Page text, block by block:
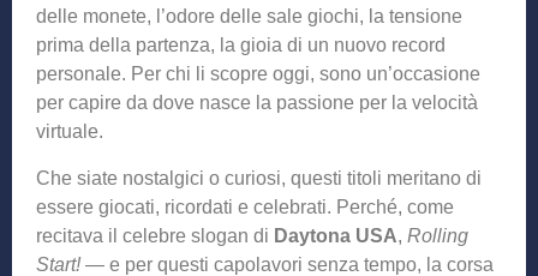
delle monete, l’odore delle sale giochi, la tensione
prima della partenza, la gioia di un nuovo record
personale. Per chi li scopre oggi, sono un’occasione
per capire da dove nasce la passione per la velocità
virtuale.
Che siate nostalgici o curiosi, questi titoli meritano di
essere giocati, ricordati e celebrati. Perché, come
recitava il celebre slogan di Daytona USA, Rolling
Start!— e per questi capolavori senza tempo, la corsa